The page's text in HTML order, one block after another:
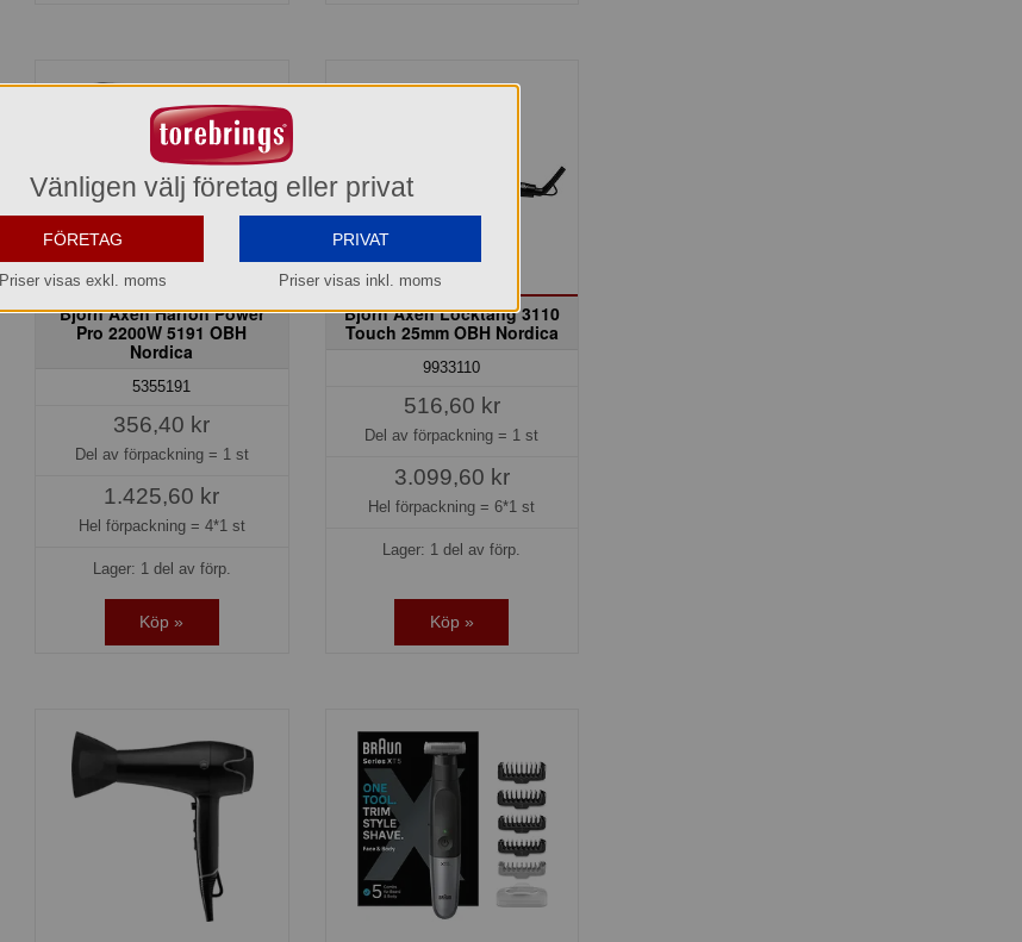
Björn Axén Hårfön Power
Pro 2200W 5191 OBH
Nordica
5355191
356,40 kr
Del av förpackning = 1 st
1.425,60 kr
Hel förpackning = 4*1 st
Lager: 1 del av förp.
Köp »
Björn Axén Locktång 3110
Touch 25mm OBH Nordica
9933110
516,60 kr
Del av förpackning = 1 st
3.099,60 kr
Hel förpackning =6*1 st
Lager: 1 del av förp.
Köp »
Vänligen välj företag eller privat
FÖRETAG
Priser visas exkl. moms
PRIVAT
Priser visas inkl. moms